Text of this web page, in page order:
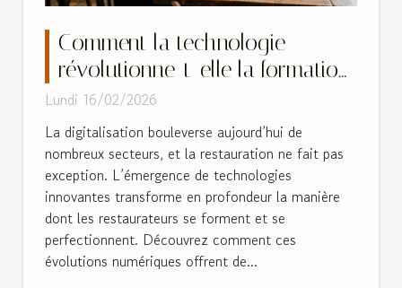
Comment la technologie
révolutionne-t-elle la formation
des restaurateurs ?
Lundi 16/02/2026
La digitalisation bouleverse aujourd’hui de
nombreux secteurs, et la restauration ne fait pas
exception. L’émergence de technologies
innovantes transforme en profondeur la manière
dont les restaurateurs se forment et se
perfectionnent. Découvrez comment ces
évolutions numériques offrent de...